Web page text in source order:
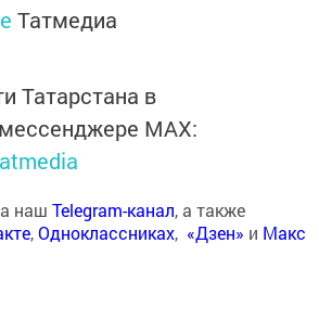
Татмедиа
Татарстана в
MАХ:
наш Telegram-канал, а также
,Одноклассниках, «Дзен» и Макс